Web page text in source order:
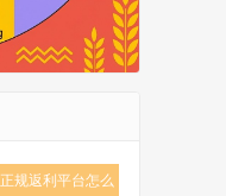
正规返利平台怎么